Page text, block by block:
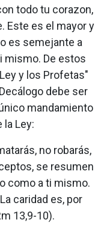
todo tu corazon,
Este es el mayor y
es semejante a
mismo. De estos
y los Profetas"
debe ser
mandamiento
la Ley:
no robarás,
se resumen
como a ti mismo.
caridad es, por
13,9-10).